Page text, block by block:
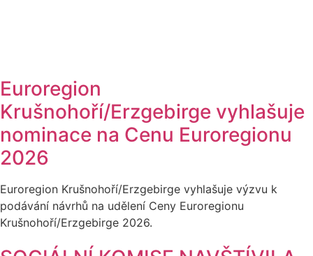
Euroregion
Krušnohoří/Erzgebirge vyhlašuje
nominace na Cenu Euroregionu
2026
Euroregion Krušnohoří/Erzgebirge vyhlašuje výzvu k
podávání návrhů na udělení Ceny Euroregionu
Krušnohoří/Erzgebirge 2026.